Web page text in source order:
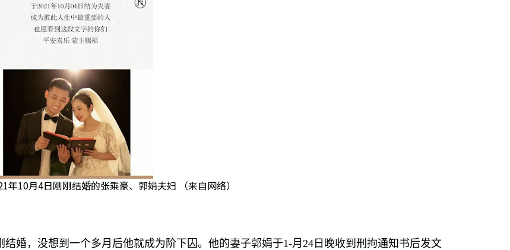
年10月4日刚刚结婚的张乘豪、郭娟夫妇 （来自网络）
结婚，没想到一个多月后他就成为阶下囚。他的妻子郭娟于1-月 24 日晚收到刑拘通知书后发文